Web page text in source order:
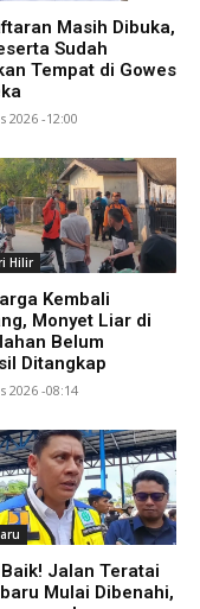
Masih Dibuka,
Sudah
Tempat di Gowes
2026 -12:00
Hilir
Kembali
Monyet Liar di
Belum
Ditangkap
2026 -08:14
Jalan Teratai
Mulai Dibenahi,